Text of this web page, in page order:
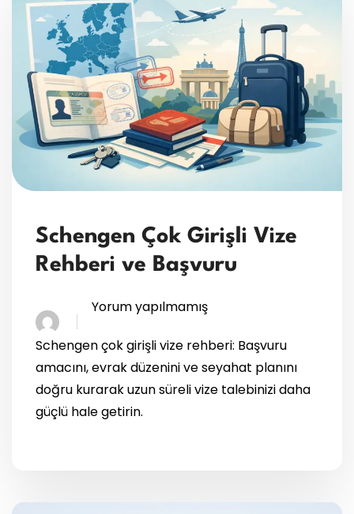
Schengen Çok Girişli Vize
Rehberi ve Başvuru
Yorum yapılmamış
Schengen çok girişli vize rehberi: Başvuru
amacını, evrak düzenini ve seyahat planını
doğru kurarak uzun süreli vize talebinizi daha
güçlü hale getirin.